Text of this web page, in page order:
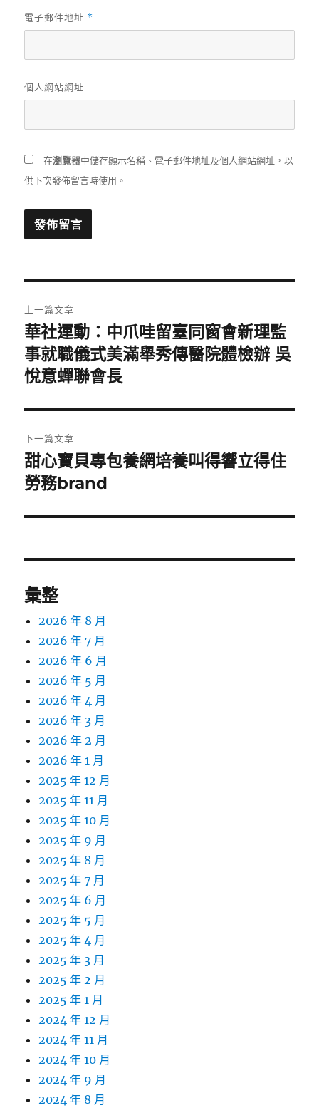
電子郵件地址 *
個人網站網址
在瀏覽器中儲存顯示名稱、電子郵件地址及個人網站網址，以
供下次發佈留言時使用。
章
導
覽
上一篇文章
上
一
篇
章:
華社運動：中爪哇留臺同窗會新理監
事就職儀式美滿舉秀傳醫院體檢辦 吳
悅意蟬聯會長
下一篇文章
下
一
文
甜心寶貝專包養網培養叫得響立得住
勞務brand
彙整
2026 年 8 月
2026 年 7 月
2026 年 6 月
2026 年 5 月
2026 年 4 月
2026 年 3 月
2026 年 2 月
2026 年 1 月
2025 年 12 月
2025 年 11 月
2025 年 10 月
2025 年 9 月
2025 年 8 月
2025 年 7 月
2025 年 6 月
2025 年 5 月
2025 年 4 月
2025 年 3 月
2025 年 2 月
2025 年 1 月
2024 年 12 月
2024 年 11 月
2024 年 10 月
2024 年 9 月
2024 年 8 月